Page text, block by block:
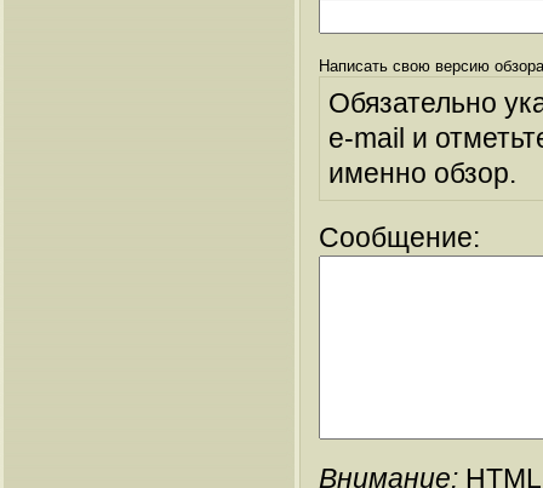
Написать свою версию
Обязательно
e-mail и
именно обзор.
Сообщение:
Внимание: